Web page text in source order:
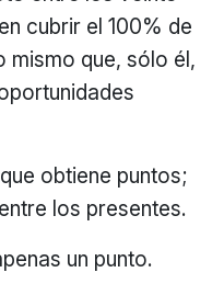
cubrir el 100% de
mismo que, sólo él,
obtiene puntos;
los presentes.
un punto.